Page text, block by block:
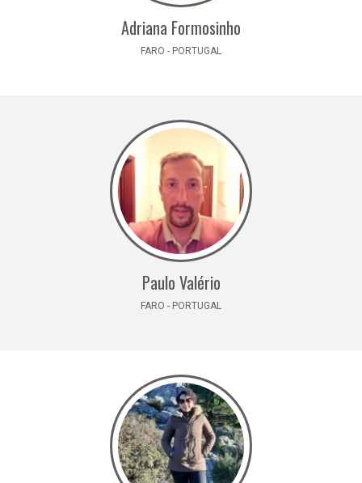
Adriana Formosinho
FARO - PORTUGAL
Paulo Valério
FARO - PORTUGAL